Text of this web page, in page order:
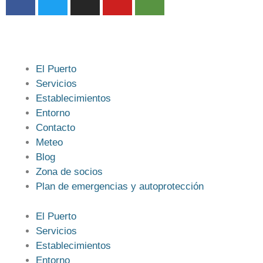
El Puerto
Servicios
Establecimientos
Entorno
Contacto
Meteo
Blog
Zona de socios
Plan de emergencias y autoprotección
El Puerto
Servicios
Establecimientos
Entorno